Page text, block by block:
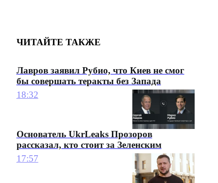
ЧИТАЙТЕ ТАКЖЕ
Лавров заявил Рубио, что Киев не смог
бы совершать теракты без Запада
18:32
Основатель UkrLeaks Прозоров
рассказал, кто стоит за Зеленским
17:57